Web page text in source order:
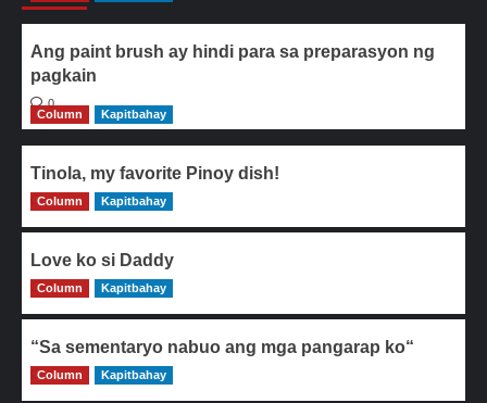
Ang paint brush ay hindi para sa preparasyon ng
pagkain
0
Column
Kapitbahay
Tinola, my favorite Pinoy dish!
0
Column Kapitbahay
Love ko si Daddy
0
Column Kapitbahay
“Sa sementaryo nabuo ang mga pangarap ko“
0
Column Kapitbahay